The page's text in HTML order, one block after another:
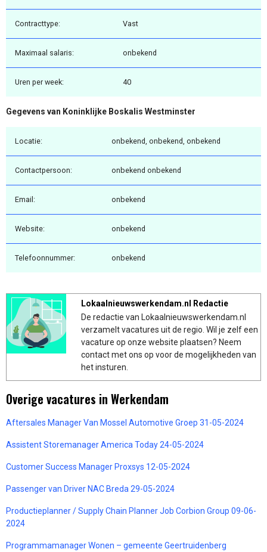
Contracttype: Vast
Maximaal salaris: onbekend
Uren per week: 40
Gegevens van Koninklijke Boskalis Westminster
Locatie: onbekend, onbekend, onbekend
Contactpersoon: onbekend onbekend
Email: onbekend
Website: onbekend
Telefoonnummer: onbekend
Lokaalnieuwswerkendam.nl Redactie
De redactie van Lokaalnieuwswerkendam.nl
verzamelt vacatures uit de regio. Wil je zelf een
vacature op onze website plaatsen? Neem
contact met ons op voor de mogelijkheden van
het insturen.
Overige vacatures in Werkendam
Aftersales Manager Van Mossel Automotive Groep 31-05-2024
Assistent Storemanager America Today 24-05-2024
Customer Success Manager Proxsys 12-05-2024
Passenger van Driver NAC Breda 29-05-2024
Productieplanner / Supply Chain Planner Job Corbion Group 09-06-
2024
Programmamanager Wonen – gemeente Geertruidenberg